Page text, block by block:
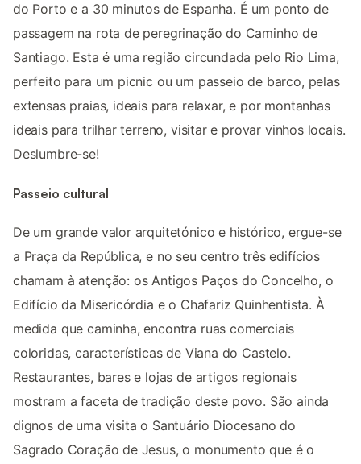
do Porto e a 30 minutos de Espanha. É um ponto de
passagem na rota de peregrinação do Caminho de
Santiago. Esta é uma região circundada pelo Rio Lima,
perfeito para um picnic ou um passeio de barco, pelas
extensas praias, ideais para relaxar, e por montanhas
ideais para trilhar terreno, visitar e provar vinhos locais.
Deslumbre-se!
Passeio cultural
De um grande valor arquitetónico e histórico, ergue-se
a Praça da República, e no seu centro três edifícios
chamam à atenção: os Antigos Paços do Concelho, o
Edifício da Misericórdia e o Chafariz Quinhentista. À
medida que caminha, encontra ruas comerciais
coloridas, características de Viana do Castelo.
Restaurantes, bares e lojas de artigos regionais
mostram a faceta de tradição deste povo. São ainda
dignos de uma visita o Santuário Diocesano do
Sagrado Coração de Jesus, o monumento que é o